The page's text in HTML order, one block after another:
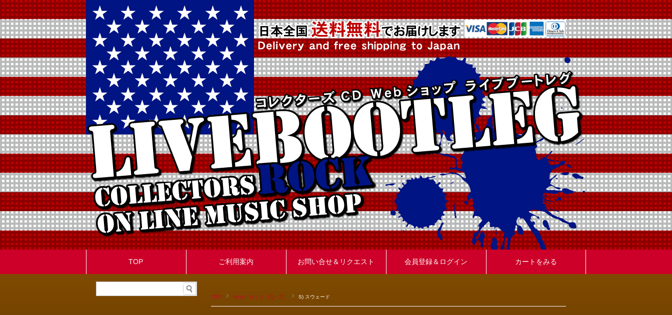
TOP ご利用案内 お問い合せ＆リクエスト 会員登録＆ログイン カートをみる
TOP Rock - ロック 【Q - Z】 S) スウェード